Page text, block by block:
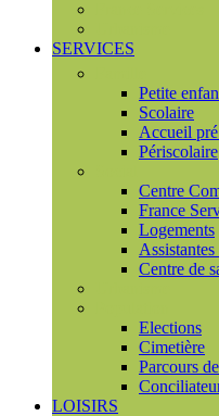
SERVICES
Petite
Scolaire
Accueil
Périscolaire
Centre
France
Logements
Centre de
Elections
Cimetière
Parcours
LOISIRS